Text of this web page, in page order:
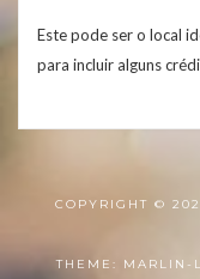
Este pode ser o local
para incluir alguns
COPYRIGHT ©
THEME: MARLIN-